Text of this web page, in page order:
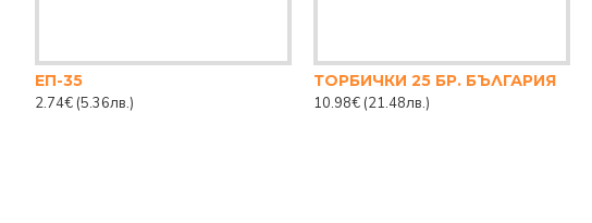
ЕП-35
2.74€ (5.36лв.)
ТОРБИЧКИ 25 БР. БЪЛГАРИЯ
10.98€ (21.48лв.)